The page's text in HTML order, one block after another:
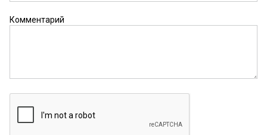
Комментарий